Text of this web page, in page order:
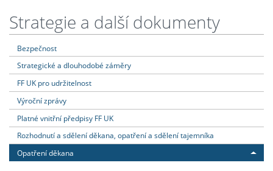
Strategie a další dokumenty
Bezpečnost
Strategické a dlouhodobé záměry
FF UK pro udržitelnost
Výroční zprávy
Platné vnitřní předpisy FF UK
Rozhodnutí a sdělení děkana, opatření a sdělení tajemníka
Opatření děkana